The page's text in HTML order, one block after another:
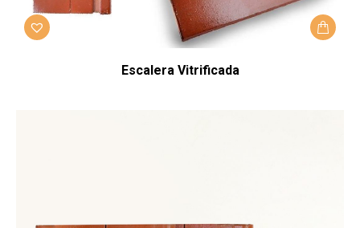
Escalera Vitrificada